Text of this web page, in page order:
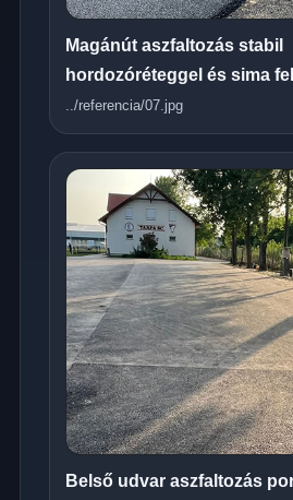
Magánút aszfaltozás stabil
hordozóréteggel és sima
../referencia/07.jpg
Belső udvar aszfaltozás